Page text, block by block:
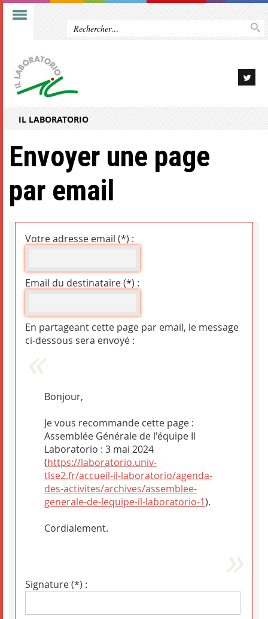
IL LABORATORIO
Envoyer une page
par email
Votre adresse email (*) :
Email du destinataire (*) :
En partageant cette page par email, le message
ci-dessous sera envoyé :
Bonjour,
Je vous recommande cette page :
Assemblée Générale de l'équipe Il
Laboratorio : 3 mai 2024
(https://laboratorio.univ-
tlse2.fr/accueil-il-laboratorio/agenda-
des-activites/archives/assemblee-
generale-de-lequipe-il-laboratorio-1).
Cordialement.
Signature (*) :